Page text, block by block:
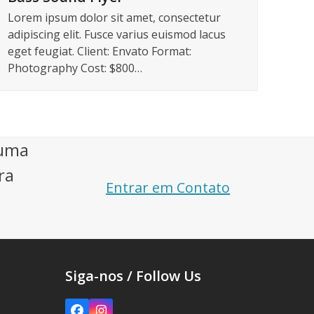
Lorem ipsum dolor sit amet, consectetur
adipiscing elit. Fusce varius euismod lacus
eget feugiat. Client: Envato Format:
Photography Cost: $800…
Entrar em Contato
Siga-nos / Follow Us